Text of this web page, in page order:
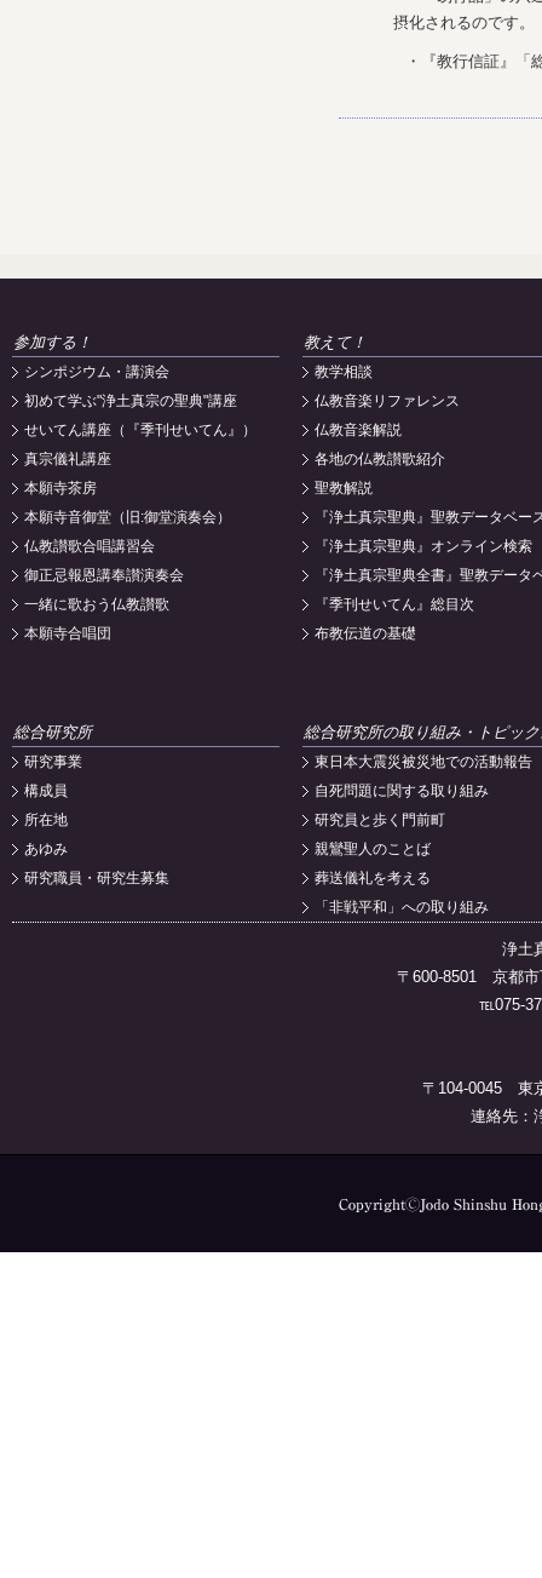
摂化されるのです。
・『教行信証』「
参加する！
シンポジウム・講演会
初めて学ぶ"浄土真宗の聖典"講座
せいてん講座（『季刊せいてん』）
真宗儀礼講座
本願寺茶房
本願寺音御堂（旧:御堂演奏会）
仏教讃歌合唱講習会
御正忌報恩講奉讃演奏会
一緒に歌おう仏教讃歌
本願寺合唱団
教えて！
教学相談
仏教音楽リファレンス
仏教音楽解説
各地の仏教讃歌紹介
聖教解説
『浄土真宗聖典』聖教データベー
『浄土真宗聖典』オンライン検索
『浄土真宗聖典全書』聖教データ
『季刊せいてん』総目次
布教伝道の基礎
総合研究所
研究事業
構成員
所在地
あゆみ
研究職員・研究生募集
総合研究所の取り組み・トピッ
東日本大震災被災地での活動報告
自死問題に関する取り組み
研究員と歩く門前町
親鸞聖人のことば
葬送儀礼を考える
「非戦平和」への取り組み
浄土
〒600-8501 京都市
℡075-
〒104-0045 東
連絡先：